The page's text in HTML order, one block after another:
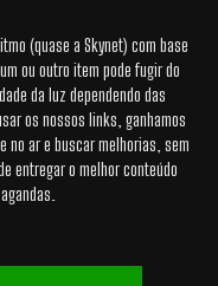
(quase a Skynet) com base
ou outro item pode fugir do
da luz dependendo das
os nossos links, ganhamos
no ar e buscar melhorias, sem
entregar o melhor conteúdo